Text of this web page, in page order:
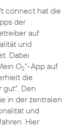
connect hat die
der
auf
und
Dabei
O2“-App auf
die
gut“. Den
in der zentralen
und
Hier